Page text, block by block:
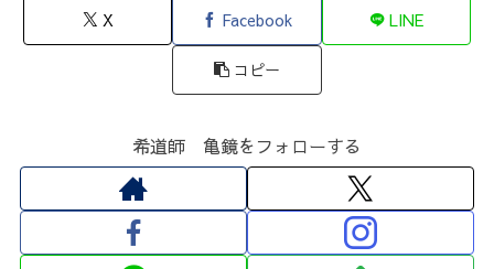
X Facebook LINE
コピー
希道師 亀鏡をフォローする